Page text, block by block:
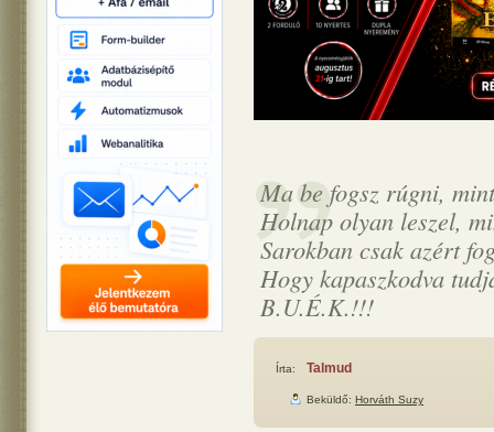
Ma be fogsz rúgni,
Holnap olyan leszel,
Sarokban csak azért
Hogy kapaszkodva
B.U.É.K.!!!
Írta: Talmud
Beküldő: Horváth Suzy